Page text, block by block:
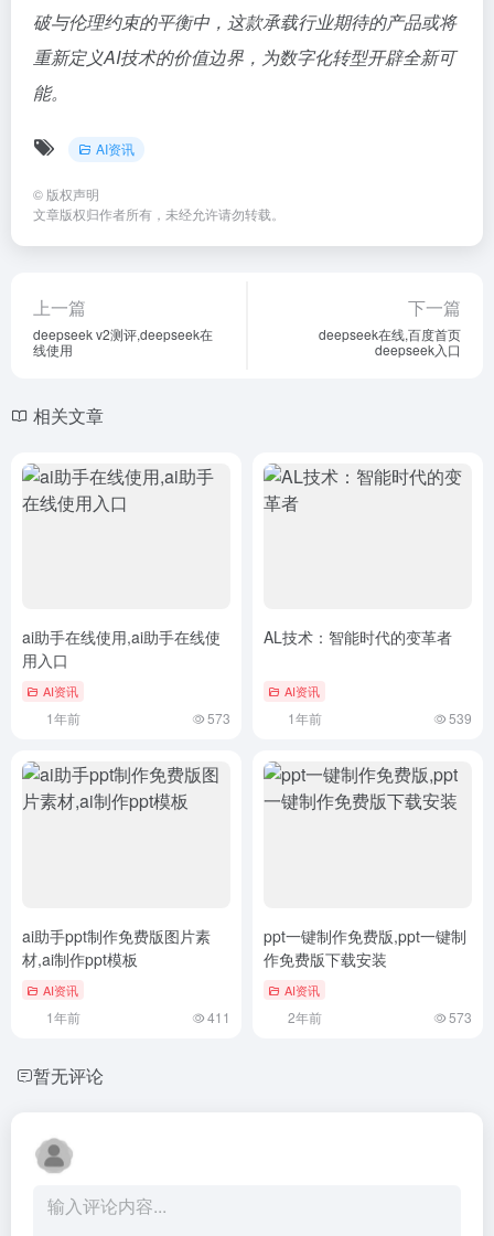
破与伦理约束的平衡中，这款承载行业期待的产品或将
重新定义AI技术的价值边界，为数字化转型开辟全新可
能。
AI资讯
© 版权声明
文章版权归作者所有，未经允许请勿转载。
上一篇
deepseek v2测评,deepseek在
线使用
下一篇
deepseek在线,百度首页
deepseek入口
相关文章
ai助手在线使用,ai助手在线使
用入口
AI资讯
1年前 573
AL技术：智能时代的变革者
AI资讯
1年前 539
ai助手ppt制作免费版图片素
材,ai制作ppt模板
AI资讯
1年前 411
ppt一键制作免费版,ppt一键制
作免费版下载安装
AI资讯
2年前 573
暂无评论